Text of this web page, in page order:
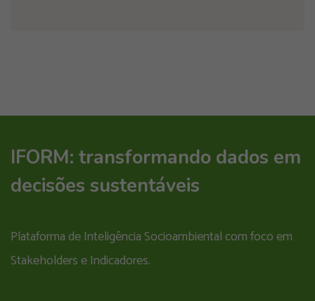
IFORM: transformando dados em
decisões sustentáveis
Plataforma de Inteligência Socioambiental com foco em
Stakeholders e Indicadores.